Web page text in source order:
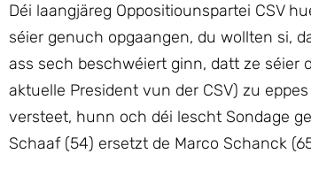
Déi laangjäreg Oppositiounspartei CSV
séier genuch opgaangen, du wollten si,
ass sech beschwéiert ginn, datt ze séier
aktuelle President vun der CSV) zu
versteet, hunn och déi lescht Sondage
Schaaf (54) ersetzt de Marco Schanck